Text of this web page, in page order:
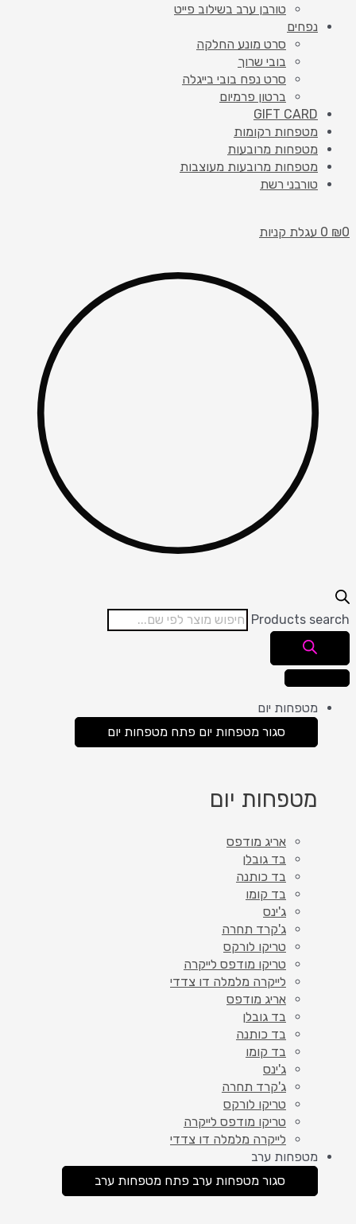
טורבן ערב בשילוב פייט
נפחים
סרט מונע החלקה
בובי שרוך
סרט נפח בובי בייגלה
ברטון פרמיום
GIFT CARD
מטפחות רקומות
מטפחות מרובעות
מטפחות מרובעות מעוצבות
טורבני רשת
₪0
0 עגלת קניות
Products search
מטפחות יום
סגור מטפחות יום פתח מטפחות יום
מטפחות יום
אריג מודפס
בד גובלן
בד כותנה
בד קומו
ג'ינס
ג'קרד תחרה
טריקו לורקס
טריקו מודפס לייקרה
לייקרה מלמלה דו צדדי
אריג מודפס
בד גובלן
בד כותנה
בד קומו
ג'ינס
ג'קרד תחרה
טריקו לורקס
טריקו מודפס לייקרה
לייקרה מלמלה דו צדדי
מטפחות ערב
סגור מטפחות ערב פתח מטפחות ערב